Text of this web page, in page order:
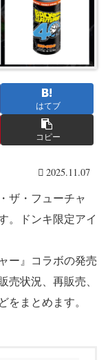
はてブ
コピー
2025.11.07
ザ・フューチャ
。ドンキ限定アイ
ー』コラボの発売
売状況、再販売、
をまとめます。